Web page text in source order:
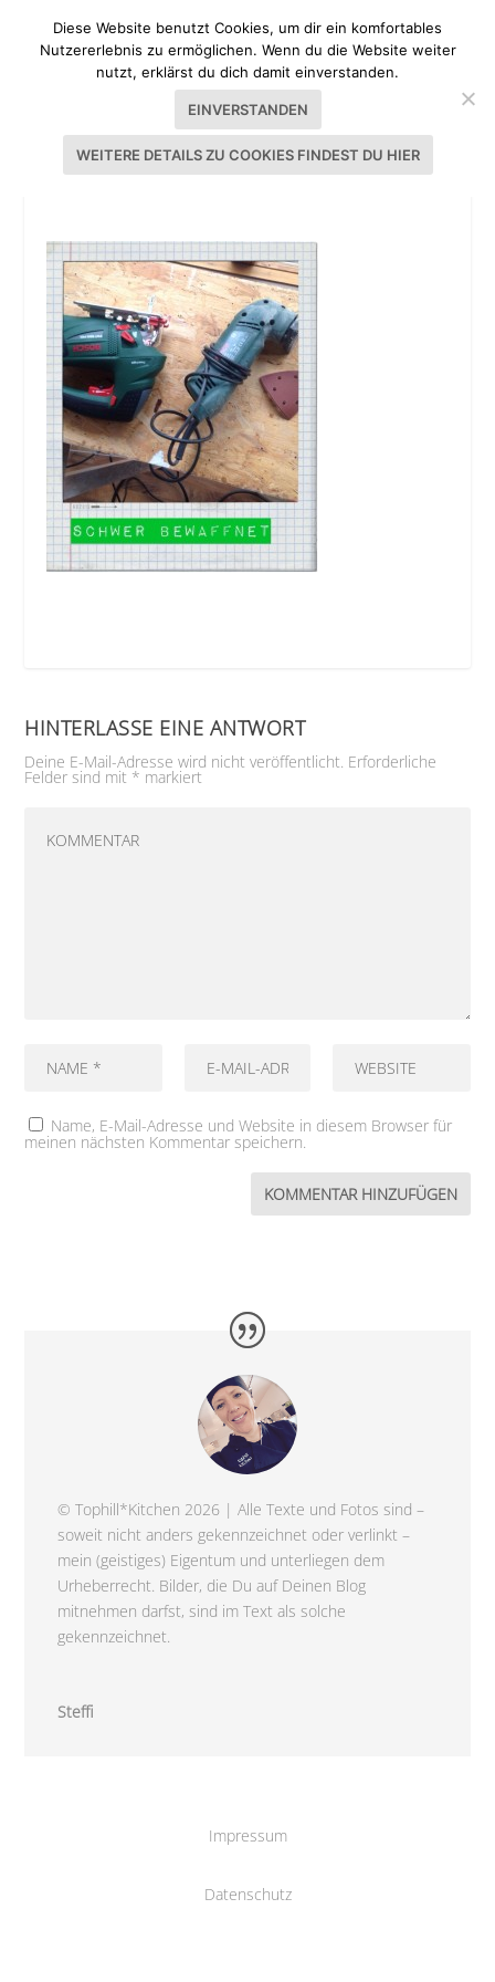
LIVE VON DER BAUSTELLE #2
HINTERLASSE EINE ANTWORT
Deine E-Mail-Adresse wird nicht veröffentlicht. Erforderliche
Felder sind mit * markiert
Name, E-Mail-Adresse und Website in diesem Browser für
meinen nächsten Kommentar speichern.
© Tophill*Kitchen 2026 | Alle Texte und Fotos sind –
soweit nicht anders gekennzeichnet oder verlinkt –
mein (geistiges) Eigentum und unterliegen dem
Urheberrecht. Bilder, die Du auf Deinen Blog
mitnehmen darfst, sind im Text als solche
gekennzeichnet.
Steffi
Impressum
Datenschutz
Diese Website benutzt Cookies, um dir ein komfortables
Nutzererlebnis zu ermöglichen. Wenn du die Website weiter
nutzt, erklärst du dich damit einverstanden.
EINVERSTANDEN
WEITERE DETAILS ZU COOKIES FINDEST DU HIER